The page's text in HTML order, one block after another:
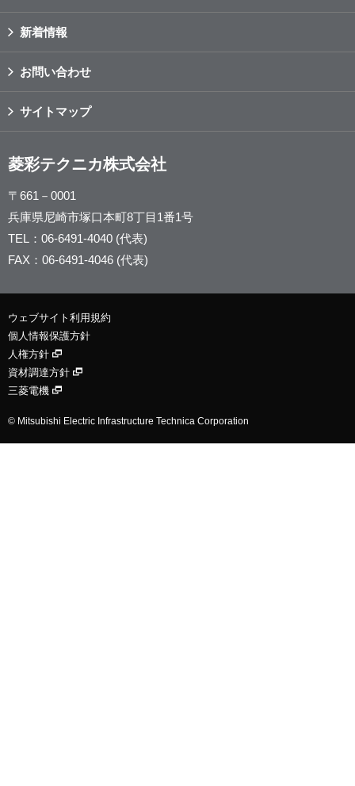
新着情報
お問い合わせ
サイトマップ
菱彩テクニカ株式会社
〒661－0001
兵庫県尼崎市塚口本町8丁目1番1号
TEL：06-6491-4040 (代表)
FAX：06-6491-4046 (代表)
ウェブサイト利用規約
個人情報保護方針
人権方針
資材調達方針
三菱電機
© Mitsubishi Electric Infrastructure Technica Corporation